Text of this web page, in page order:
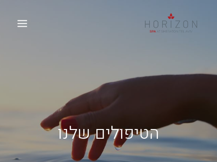
הטיפולים שלנו